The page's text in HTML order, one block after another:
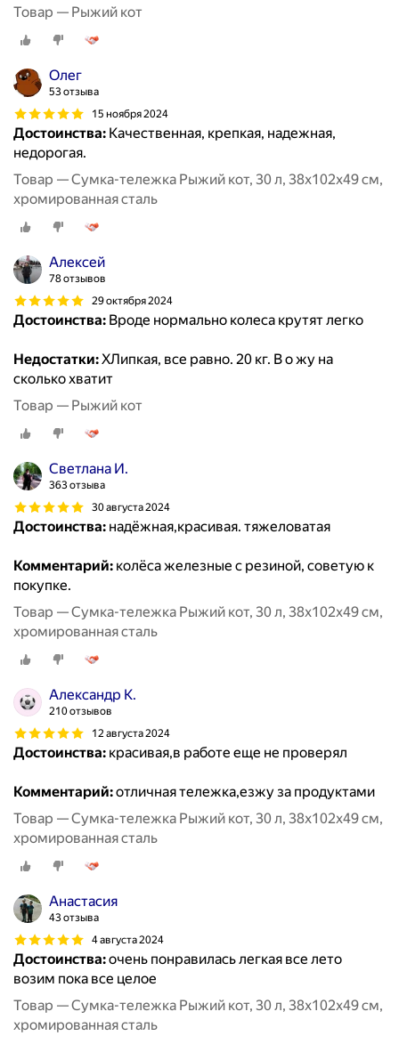
Товар — Рыжий кот
Олег
53 отзыва
15 ноября 2024
Достоинства: Качественная, крепкая, надежная,
недорогая.
Товар — Сумка-тележка Рыжий кот, 30 л, 38х102х49 см,
хромированная сталь
Алексей
78 отзывов
29 октября 2024
Достоинства: Вроде нормально колеса крутят легко
Недостатки:ХЛипкая, все равно. 20 кг. В о жу на
сколько хватит
Товар — Рыжий кот
Светлана И.
363 отзыва
30 августа 2024
Достоинства: надёжная,красивая. тяжеловатая
Комментарий: колёса железные с резиной, советую к
покупке.
Товар — Сумка-тележка Рыжий кот, 30 л, 38х102х49 см,
хромированная сталь
Александр К.
210 отзывов
12 августа 2024
Достоинства: красивая,в работе еще не проверял
Комментарий:отличная тележка,езжу за продуктами
Товар — Сумка-тележка Рыжий кот, 30 л, 38х102х49 см,
хромированная сталь
Анастасия
43 отзыва
4 августа 2024
Достоинства:очень понравилась легкая все лето
возим пока все целое
Товар — Сумка-тележка Рыжий кот, 30 л, 38х102х49 см,
хромированная сталь